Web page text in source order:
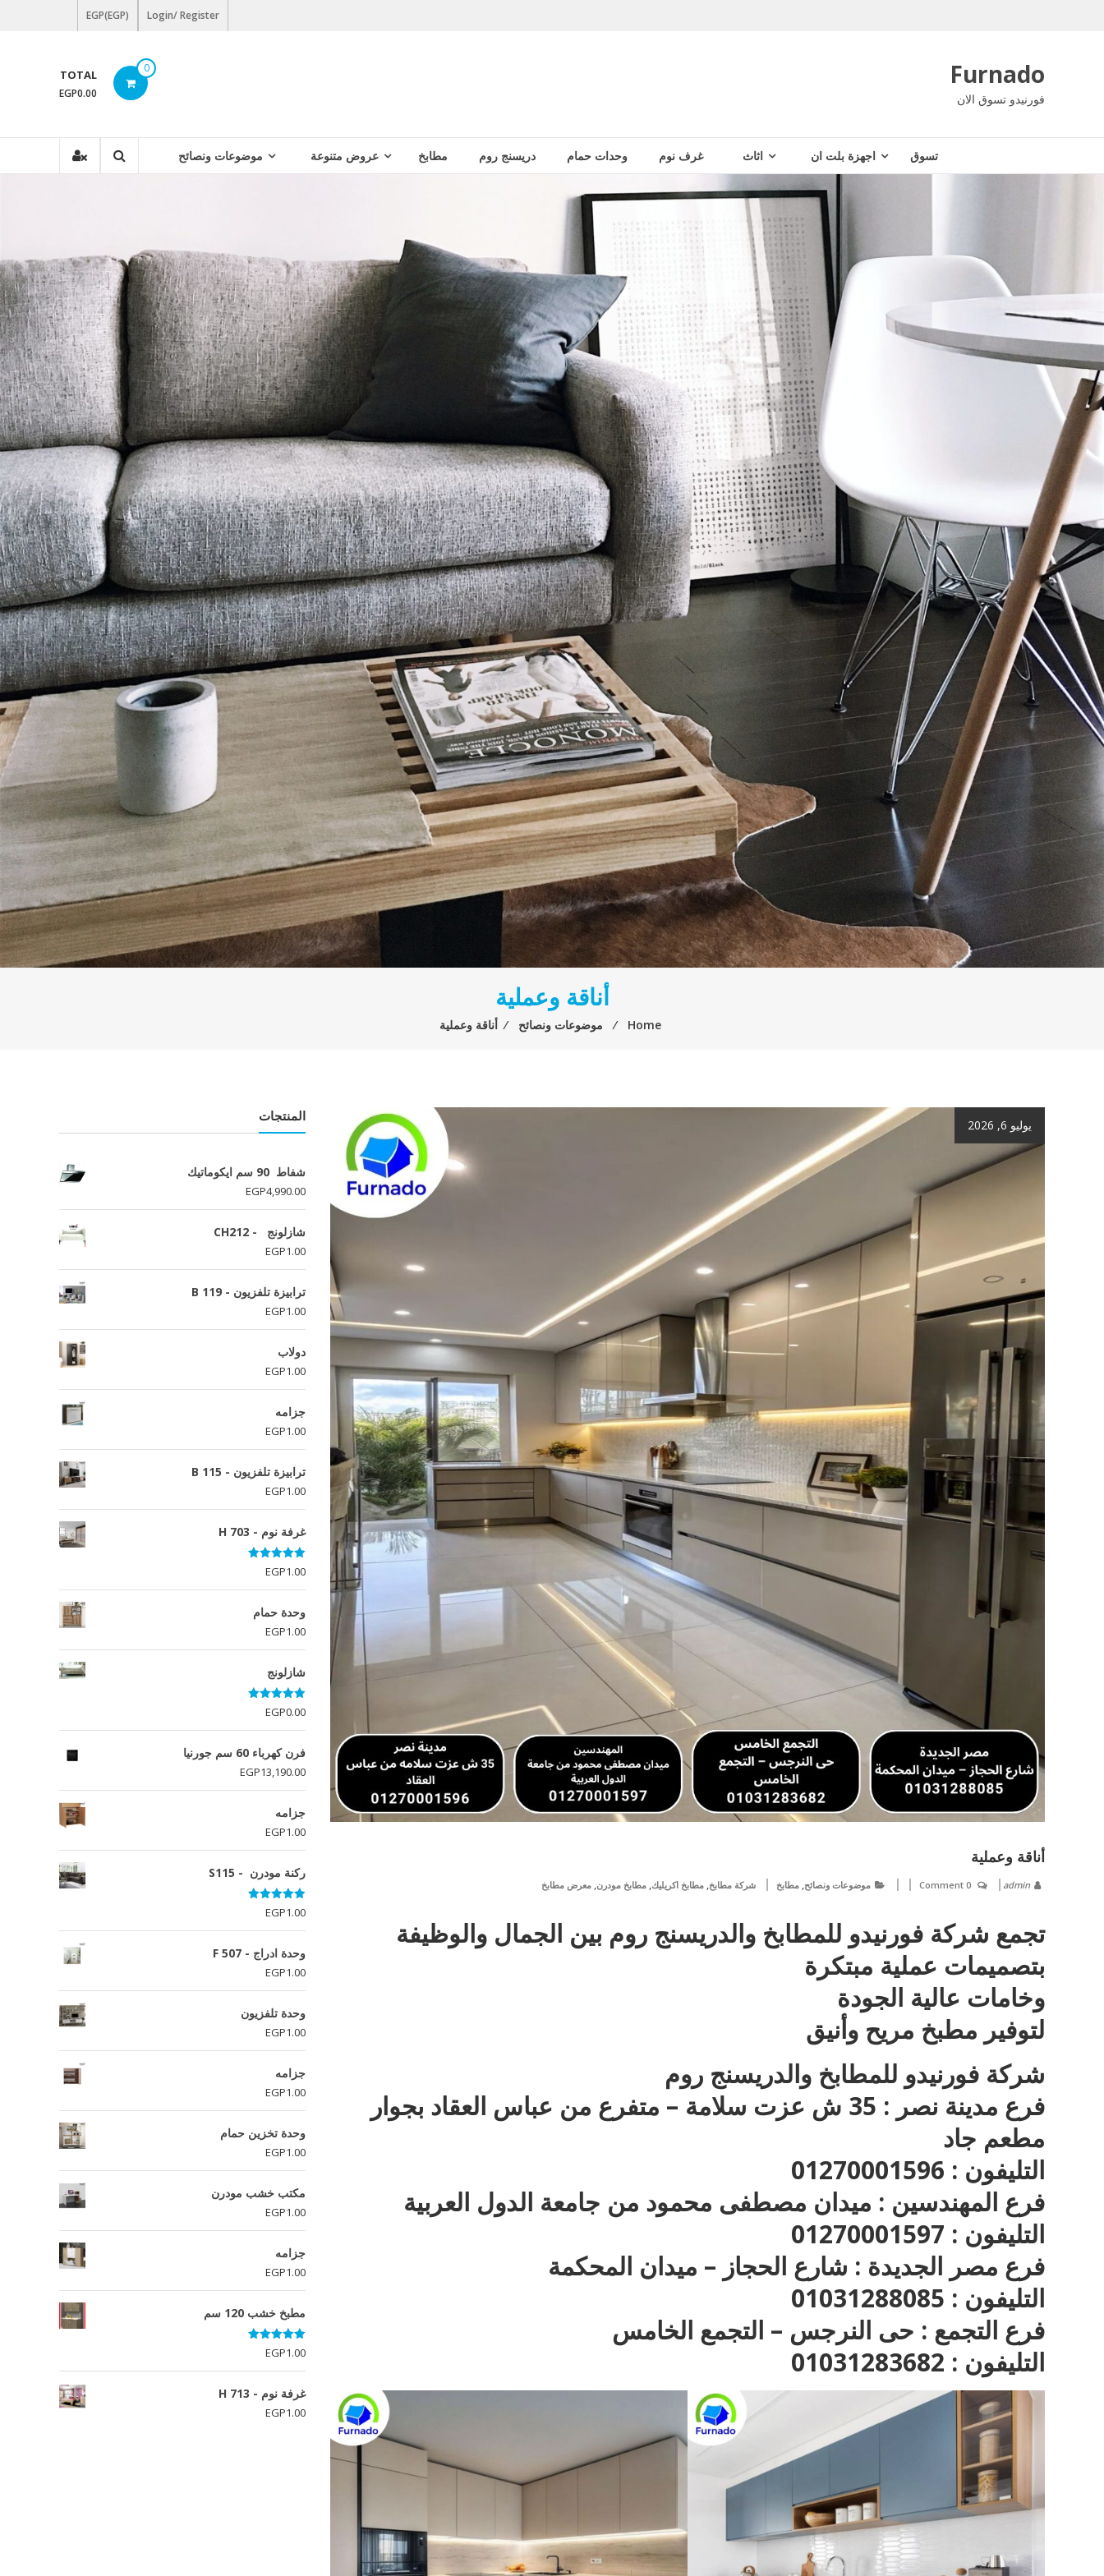
Login/ Register
EGP(EGP)
Furnado
فورنيدو تسوق الان
0
TOTAL
EGP0.00
تسوق اجهزة بلت ان اثاث غرف نوم وحدات حمام دريسنج روم مطابخ عروض متنوعة موضوعات ونصائح
أناقة وعملية
Home
⁄ موضوعات ونصائح ⁄ أناقة وعملية
يوليو 6, 2026
أناقة وعملية
admin
0 Comment موضوعات ونصائح, مطابخ شركة مطابخ, مطابخ اكريليك, مطابخ مودرن, معرض مطابخ
تجمع شركة فورنيدو للمطابخ والدريسنج روم بين الجمال والوظيفة
بتصميمات عملية مبتكرة
وخامات عالية الجودة
لتوفير مطبخ مريح وأنيق
شركة فورنيدو للمطابخ والدريسنج روم
فرع مدينة نصر : 35 ش عزت سلامة – متفرع من عباس العقاد بجوار
مطعم جاد
التليفون : 01270001596
فرع المهندسين : ميدان مصطفى محمود من جامعة الدول العربية
التليفون : 01270001597
فرع مصر الجديدة : شارع الحجاز – ميدان المحكمة
التليفون : 01031288085
فرع التجمع : حى النرجس – التجمع الخامس
التليفون : 01031283682
المنتجات
شفاط 90 سم ايكوماتيك
EGP4,990.00
شازلونج - CH212
EGP1.00
ترابيزة تلفزيون - B 119
EGP1.00
دولاب
EGP1.00
جزامه
EGP1.00
ترابيزة تلفزيون - B 115
EGP1.00
غرفة نوم - H 703
تم التقييم
5.00
من 5
EGP1.00
وحدة حمام
EGP1.00
شازلونج
تم التقييم
5.00
من 5
EGP0.00
فرن كھرباء 60 سم جورنيا
EGP13,190.00
جزامه
EGP1.00
ركنة مودرن - S115
تم التقييم
5.00
من 5
EGP1.00
وحدة ادراج - F 507
EGP1.00
وحدة تلفزيون
EGP1.00
جزامه
EGP1.00
وحدة تخزين حمام
EGP1.00
مكتب خشب مودرن
EGP1.00
جزامه
EGP1.00
مطبخ خشب 120 سم
تم التقييم
5.00
من 5
EGP1.00
غرفة نوم - H 713
EGP1.00